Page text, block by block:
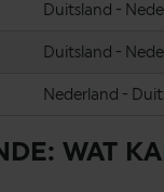
Duitsland -
Duitsland -
Nederland -
WAT